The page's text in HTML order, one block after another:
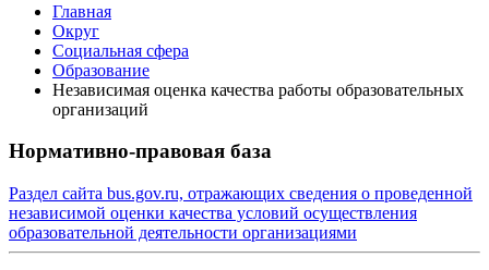
Главная
Округ
Социальная сфера
Образование
Независимая оценка качества работы образовательных
организаций
Нормативно-правовая база
Раздел сайта bus.gov.ru, отражающих сведения о проведенной
независимой оценки качества условий осуществления
образовательной деятельности организациями